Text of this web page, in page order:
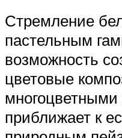
Стремление
пастельным
возможность
цветовые
приближает к